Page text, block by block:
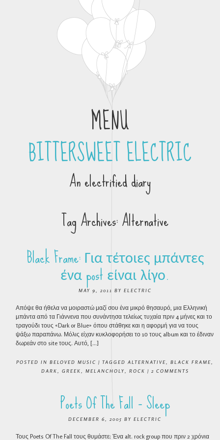
MENU
Skip to contentBITTERSWEET ELECTRIC
An electrified diary
Tag Archives:Alternative
Black Frame: Για τέτοιες μπάντες
ένα post είναι λίγο.
MAY 9, 2011 BY ELECTRIC
Απόψε θα ήθελα να μοιραστώ μαζί σου ένα μικρό θησαυρό, μια Ελληνική
μπάντα από τα Γιάννενα που συνάντησα τελείως τυχαία πριν 4 μήνες και το
τραγούδι τους «Dark or Blue» όπου στάθηκε και η αφορμή για να τους
ψάξω παραπάνω. Μόλις είχαν κυκλοφορήσει το 1ο τους album και το έδιναν
δωρεάν στο site τους. Αυτό, […]
POSTED IN BELOVED MUSIC | TAGGED ALTERNATIVE BLACK FRAME
DARK
GREEK MELANCHOLY ROCK | 2 COMMENTS
Poets Of The Fall – Sleep
DECEMBER 6, 2005 BY ELECTRIC
Τους Poets Of The Fall τους θυμάστε; Ένα alt. rock group που πριν 2 χρόνια